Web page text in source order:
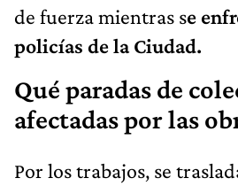
de fuerza mientras se
policías de la Ciudad.
Qué paradas de
afectadas por las
Por los trabajos, se